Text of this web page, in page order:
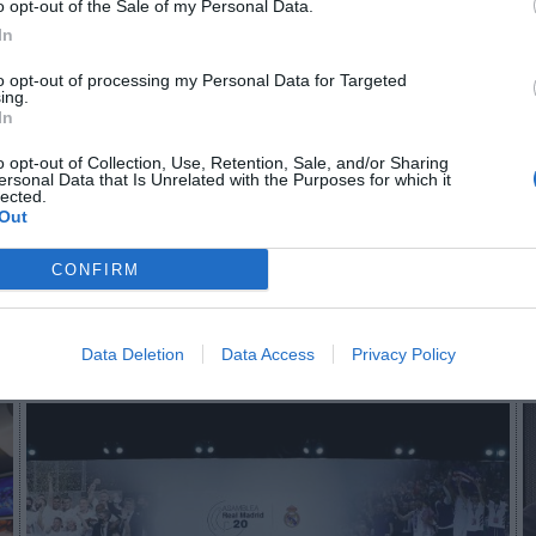
opt-out of the Sale of my Personal Data.
opt-out of processing my Personal Data for Targeted
opt-out of Collection, Use, Retention, Sale, and/or Sharing
Data that Is Unrelated with the Purposes for which it
CONFIRM
Data Deletion Data Access Privacy Policy
no formas parte de 2Playbook
¡Suscríbete! Inicia sesión